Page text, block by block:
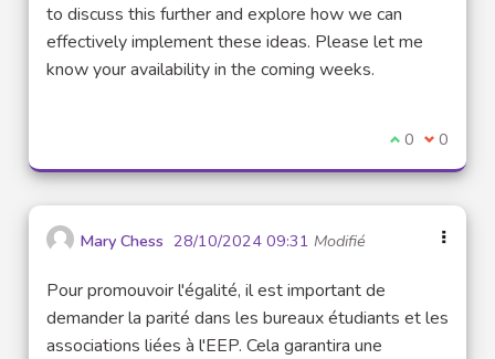
to discuss this further and explore how we can
effectively implement these ideas. Please let me
know your availability in the coming weeks.
Je suis
0 Je ne
0
Mary Chess 28/10/2024 09:31 Modifié
Pour promouvoir l'égalité, il est important de
demander la parité dans les bureaux étudiants et les
associations liées à l'EEP. Cela garantira une